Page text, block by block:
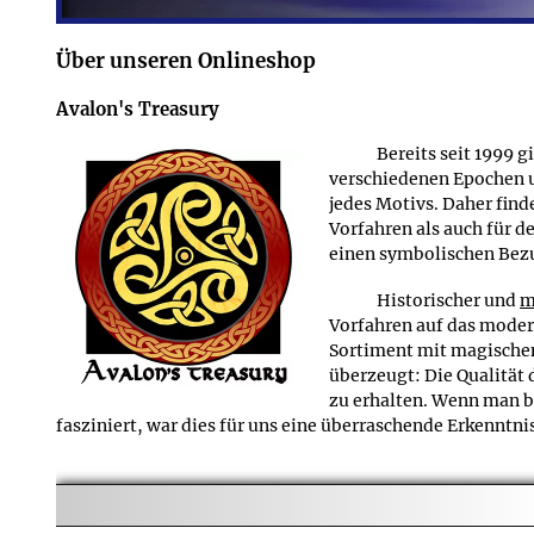
In vielen Fällen können
A Bei allen Produkten aus der Schmuckreihe
Hauptsteins.
Über unseren Onlineshop
Avalon's Treasury
Bereits seit 1999
verschiedenen
jedes Motivs. Daher
Vorfahren als auch für
einen symbolischen
Historischer und
Vorfahren auf das
Sortiment mit
überzeugt: Die Qualität
zu erhalten. Wenn man
fasziniert, war dies für uns eine überraschende
Schließlich kamen wir zur Überzeugung, dass das
- denn hier besteht die Möglichkeit, neben
dem interessierten Käufer und dem neugierigen